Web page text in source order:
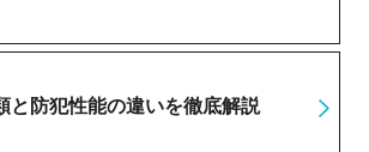
と防犯性能の違いを徹底解説